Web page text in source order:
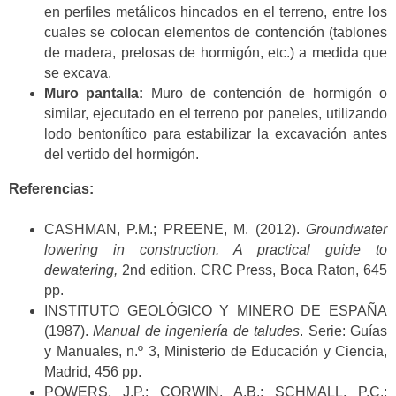
en perfiles metálicos hincados en el terreno, entre los
cuales se colocan elementos de contención (tablones
de madera, prelosas de hormigón, etc.) a medida que
se excava.
Muro pantalla: Muro de contención de hormigón o
similar, ejecutado en el terreno por paneles, utilizando
lodo bentonítico para estabilizar la excavación antes
del vertido del hormigón.
Referencias:
CASHMAN, P.M.; PREENE, M. (2012). Groundwater
lowering in construction. A practical guide to
dewatering, 2nd edition. CRC Press, Boca Raton, 645
pp.
INSTITUTO GEOLÓGICO Y MINERO DE ESPAÑA
(1987). Manual de ingeniería de taludes. Serie: Guías
y Manuales, n.º 3, Ministerio de Educación y Ciencia,
Madrid, 456 pp.
POWERS, J.P.; CORWIN, A.B.; SCHMALL, P.C.;